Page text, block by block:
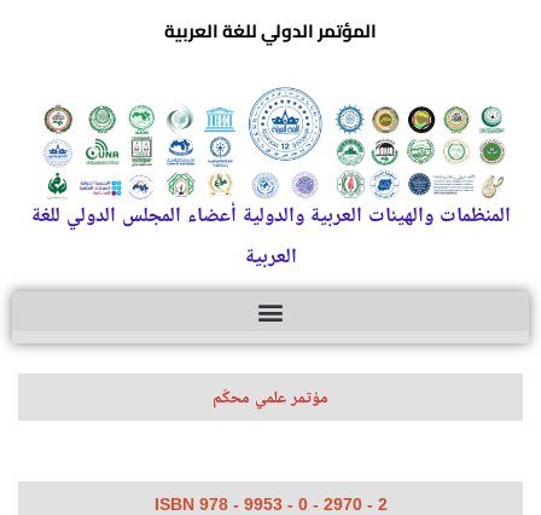
المؤتمر الدولي للغة العربية
المنظمات والهيئات العربية والدولية أعضاء المجلس الدولي للغة
العربية
مؤتمر علمي محكّم
ISBN 978 - 9953 - 0 - 2970 - 2